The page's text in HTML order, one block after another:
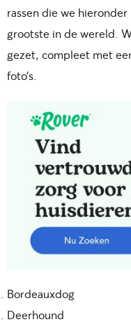
rassen die we
grootste in de wereld.
gezet, compleet met
foto’s.
Bordeauxdog
Deerhound